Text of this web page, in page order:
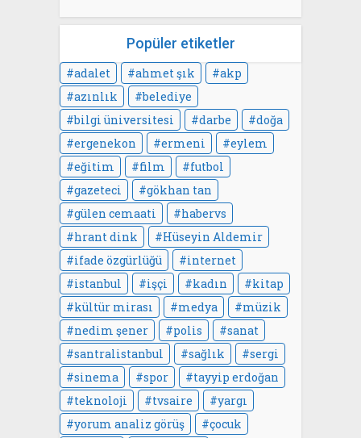
Popüler etiketler
adalet ahmet şık
akp
azınlık
belediye
bilgi üniversitesi
darbe
doğa
ergenekon
ermeni
eylem
eğitim
film
futbol
gazeteci
gökhan tan
gülen cemaati
habervs
hrant dink
Hüseyin Aldemir
ifade özgürlüğü
internet
istanbul
işçi kadın
kitap
kültür mirası
medya
müzik
nedim şener
polis
sanat
santralistanbul
sağlık
sergi
sinema
spor
tayyip erdoğan
teknoloji
tvsaire
yargı
yorum analiz görüş
çocuk